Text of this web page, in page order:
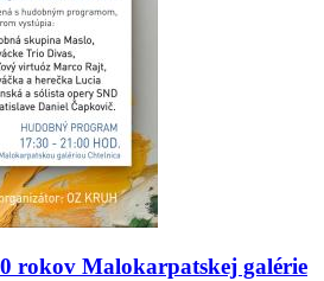
rokov Malokarpatskej galérie